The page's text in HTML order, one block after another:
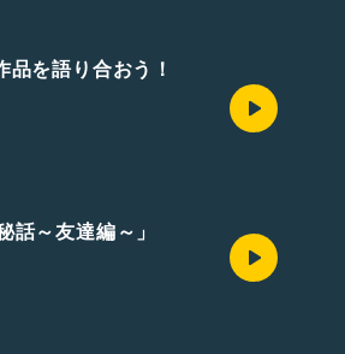
を語り合おう！
～友達編～」